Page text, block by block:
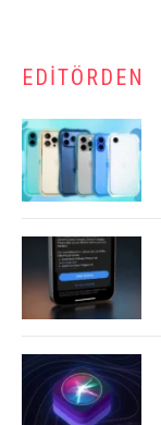
EDITÖRDEN